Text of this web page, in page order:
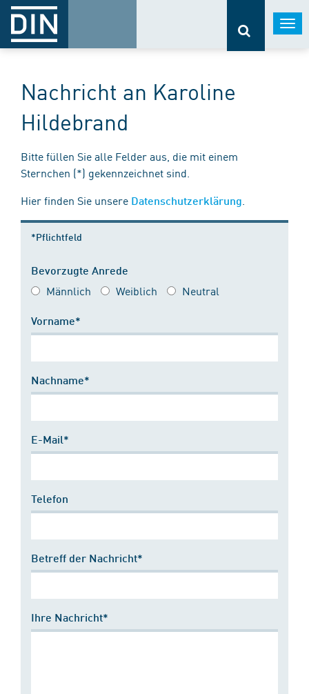
Nachricht an Karoline
Hildebrand
Bitte füllen Sie alle Felder aus, die mit einem
Sternchen (*) gekennzeichnet sind.
Hier finden Sie unsere Datenschutzerklärung
*Pflichtfeld
Bevorzugte Anrede
Männlich Weiblich Neutral
Vorname*
Nachname*
E-Mail*
Telefon
Betreff der Nachricht*
Ihre Nachricht*